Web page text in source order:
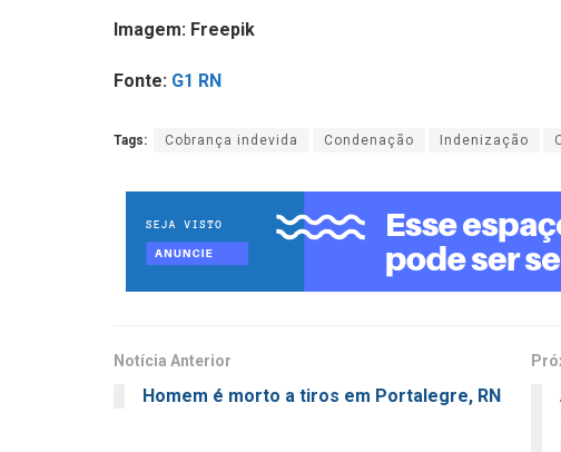
Imagem: Freepik
Fonte: G1 RN
Tags: Cobrança indevida Condenação Indenização
Notícia Anterior
Homem é morto a tiros em Portalegre, RN